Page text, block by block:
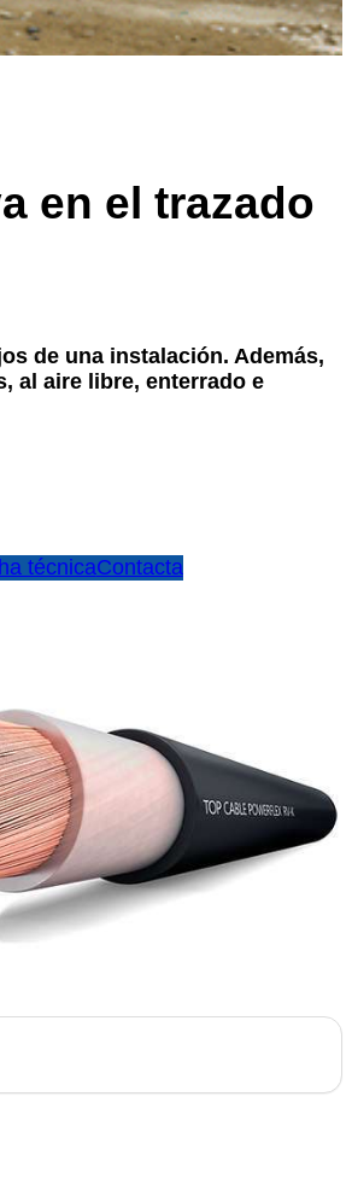
en el trazado
de una instalación. Además,
al aire libre, enterrado e
técnicaContacta